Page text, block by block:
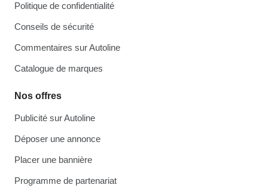
Politique de confidentialité
Conseils de sécurité
Commentaires sur Autoline
Catalogue de marques
Nos offres
Publicité sur Autoline
Déposer une annonce
Placer une bannière
Programme de partenariat